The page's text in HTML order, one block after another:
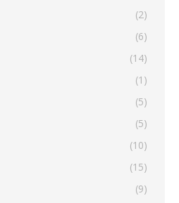
(2)
(6)
(14)
(1)
(5)
(5)
(10)
(15)
(9)